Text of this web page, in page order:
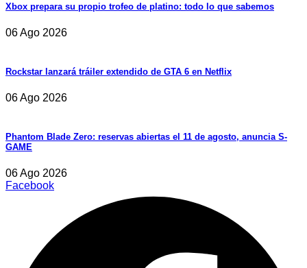
Xbox prepara su propio trofeo de platino: todo lo que sabemos
06 Ago 2026
Rockstar lanzará tráiler extendido de GTA 6 en Netflix
06 Ago 2026
Phantom Blade Zero: reservas abiertas el 11 de agosto, anuncia S-
GAME
06 Ago 2026
Facebook